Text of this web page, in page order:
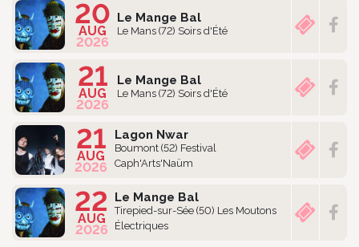
20
AUG
2026
Le Mange Bal
Le Mans (72) Soirs d'Été
21
AUG
2026
Le Mange Bal
Le Mans (72) Soirs d'Été
21
AUG
2026
Lagon Nwar
Boumont (52) Festival
Caph'Arts'Naüm
22
AUG
2026
Le Mange Bal
Tirepied-sur-Sée (50) Les Moutons
Électriques